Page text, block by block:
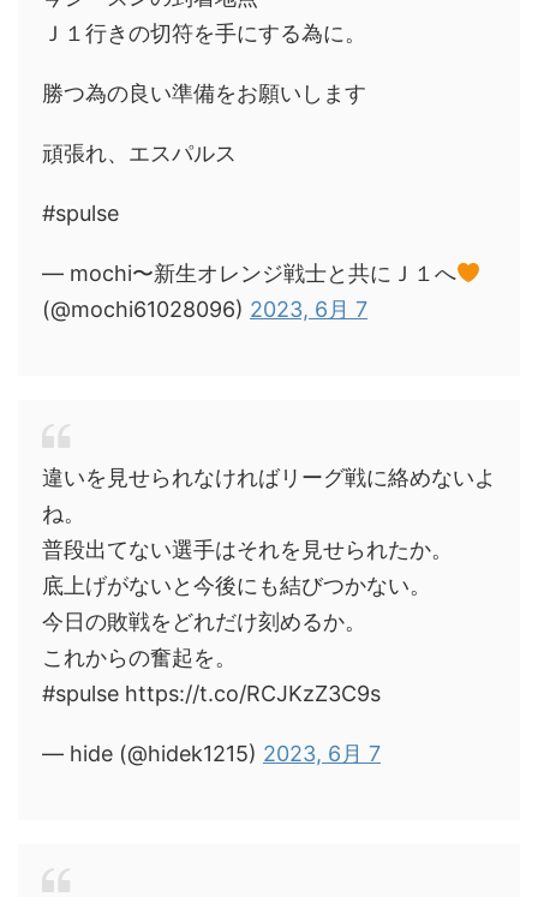
Ｊ１行きの切符を手にする為に。
勝つ為の良い準備をお願いします
頑張れ、エスパルス
#spulse
— mochi〜新生オレンジ戦士と共にＪ１へ
(@mochi61028096) 2023, 6月 7
違いを見せられなければリーグ戦に絡めないよ
ね。
普段出てない選手はそれを見せられたか。
底上げがないと今後にも結びつかない。
今日の敗戦をどれだけ刻めるか。
これからの奮起を。
#spulse https://t.co/RCJKzZ3C9s
— hide (@hidek1215) 2023, 6月 7